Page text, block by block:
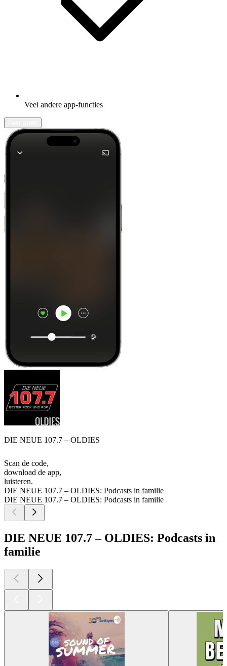
Veel andere app-functies
DIE NEUE 107.7 – OLDIES
Scan de code,
download de app,
luisteren.
DIE NEUE 107.7 – OLDIES: Podcasts in familie
DIE NEUE 107.7 – OLDIES: Podcasts in familie
DIE NEUE 107.7 – OLDIES: Podcasts in
familie